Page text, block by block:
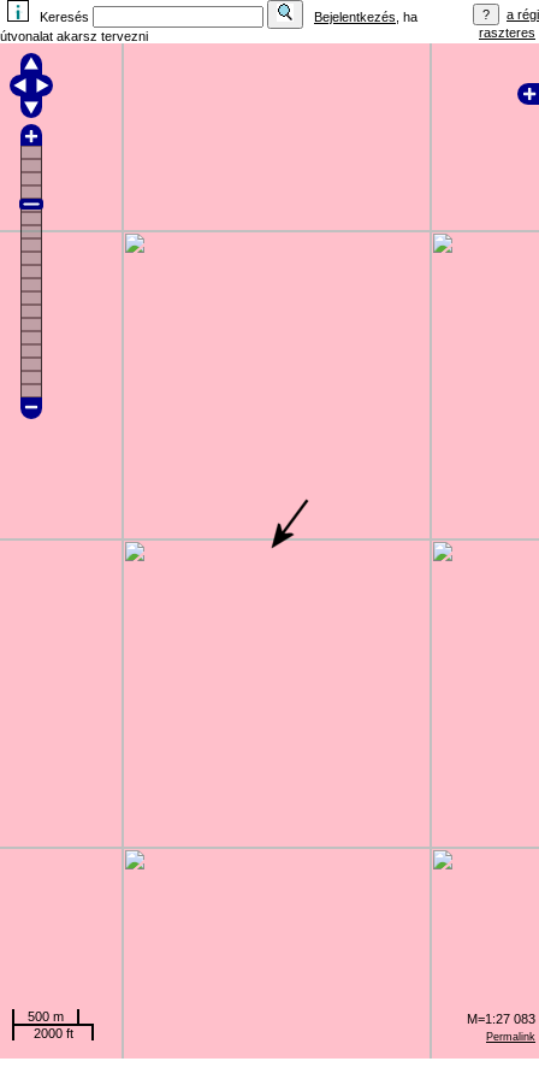
Keresés Bejelentkezés , ha
útvonalat akarsz tervezni
a régi
raszteres
Permalink
500 m
2000 ft
M=1:27 083